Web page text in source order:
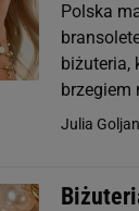
Polska
biżuteria,
brzegiem
Julia